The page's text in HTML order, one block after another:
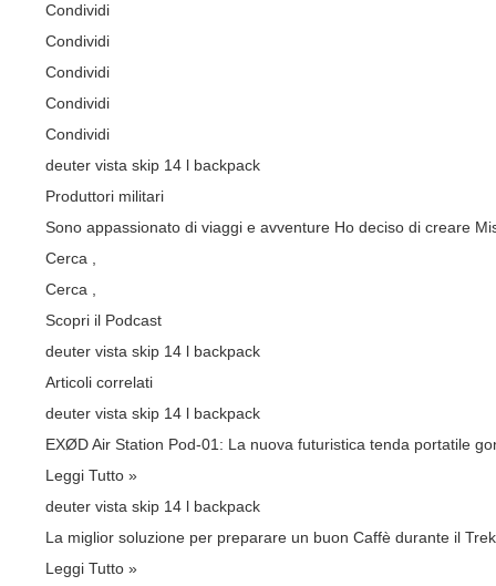
Condividi
Condividi
Condividi
Condividi
Condividi
deuter vista skip 14 l backpack
Produttori militari
Sono appassionato di viaggi e avventure Ho deciso di creare
Cerca ,
Cerca
Scopri il Podcast
deuter vista skip 14 l backpack
Articoli correlati
deuter vista skip 14 l backpack
EXØD Air Station Pod-01: La nuova futuristica tenda portatile
Leggi Tutto »
deuter vista skip 14 l backpack
La miglior soluzione per preparare un buon Caffè durante il
Leggi Tutto »